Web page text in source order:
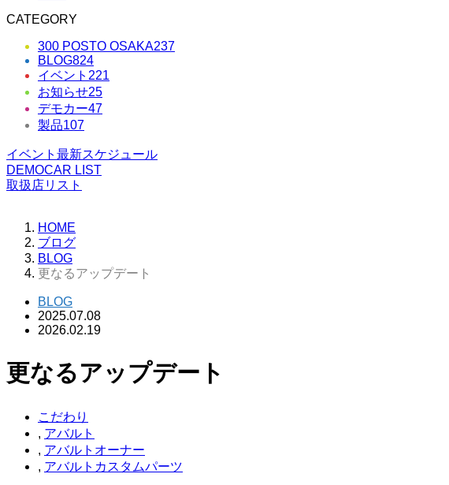
CATEGORY
300 POSTO OSAKA237
BLOG824
イベント 221
お知らせ25
デモカー47
製品107
イベント最新スケジュール
DEMOCAR LIST
取扱店リスト
HOME
ブログ
BLOG
更なるアップデート
BLOG
2025.07.08
2026.02.19
更なるアップデート
こだわり
, アバルト
, アバルトオーナー
, アバルトカスタムパーツ